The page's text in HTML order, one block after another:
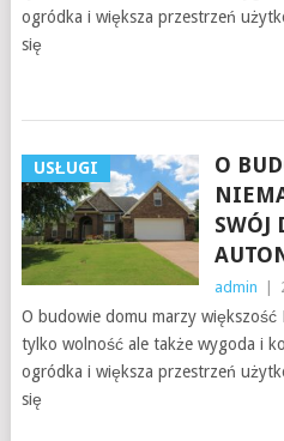
ogródka i większa przestrzeń
się
USŁUGI
O
SWÓJ
admin
O budowie domu marzy większość
tylko wolność ale także wygoda i
ogródka i większa przestrzeń
się